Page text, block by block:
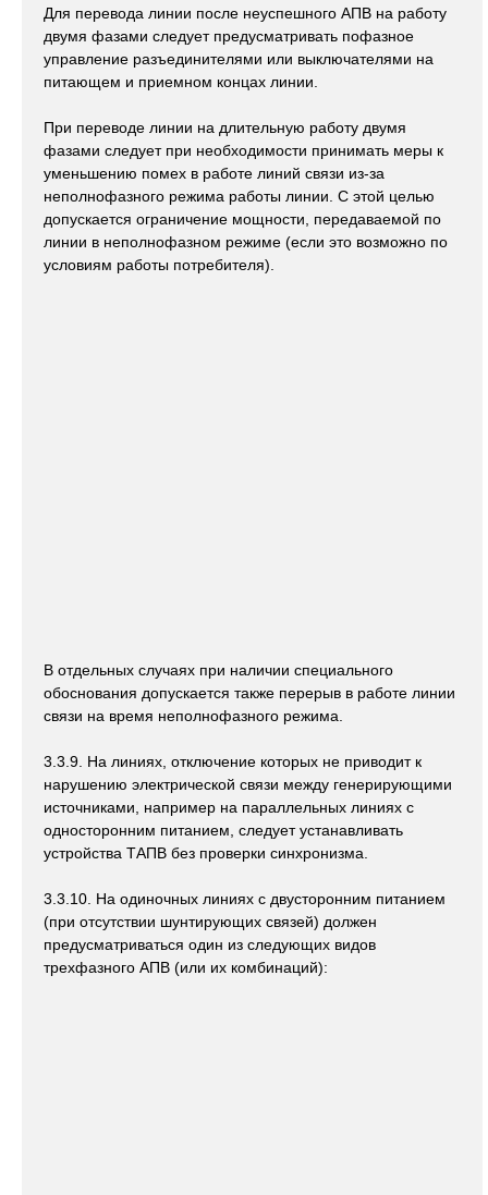
Для перевода линии после неуспешного АПВ на работу
двумя фазами следует предусматривать пофазное
управление разъединителями или выключателями на
питающем и приемном концах линии.
При переводе линии на длительную работу двумя
фазами следует при необходимости принимать меры к
уменьшению помех в работе линий связи из-за
неполнофазного режима работы линии. С этой целью
допускается ограничение мощности, передаваемой по
линии в неполнофазном режиме (если это возможно по
условиям работы потребителя).
В отдельных случаях при наличии специального
обоснования допускается также перерыв в работе линии
связи на время неполнофазного режима.
3.3.9. На линиях, отключение которых не приводит к
нарушению электрической связи между генерирующими
источниками, например на параллельных линиях с
односторонним питанием, следует устанавливать
устройства ТАПВ без проверки синхронизма.
3.3.10. На одиночных линиях с двусторонним питанием
(при отсутствии шунтирующих связей) должен
предусматриваться один из следующих видов
трехфазного АПВ (или их комбинаций):